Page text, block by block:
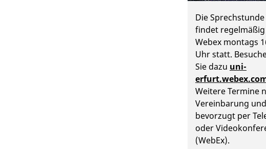
Die Sprechstunde
findet
Webex montags
Uhr statt.
Sie dazu uni-
Weitere Termine
Vereinbarung und
bevorzugt per
oder
(WebEx).